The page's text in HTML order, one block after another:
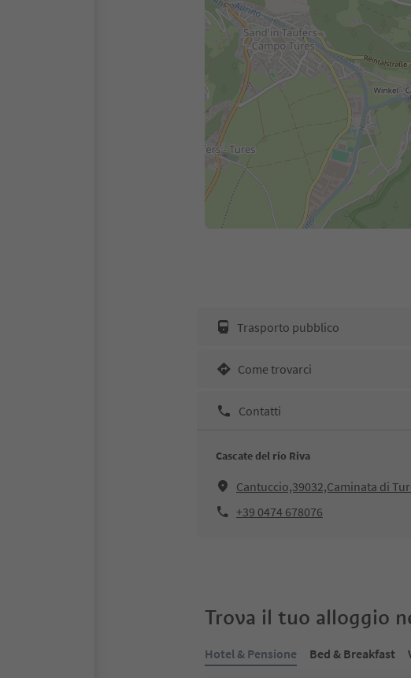
Trasporto pubblico
Come trovarci
Contatti
Cascate del rio Riva
Cantuccio,39032,Caminata di
+39 0474 678076
Trova il tuo alloggio
Hotel & Pensione Bed & Breakfast